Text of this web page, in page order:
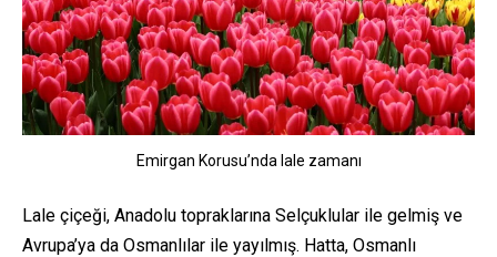
Emirgan Korusu’nda lale zamanı
Lale çiçeği, Anadolu topraklarına Selçuklular ile gelmiş ve
Avrupa’ya da Osmanlılar ile yayılmış. Hatta, Osmanlı